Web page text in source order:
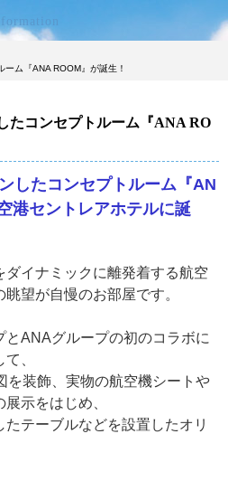
ム『ANA ROOM』が誕生！
たコンセプトルーム『ANA RO
したコンセプトルーム『AN
港セントレアホテルに誕
イナミックに離発着する航空
望が自慢のお部屋です。
ANAグループの初のコラボに
、
を装飾、実物の航空機シートや
示をはじめ、
テーブルなどを設置したオリ